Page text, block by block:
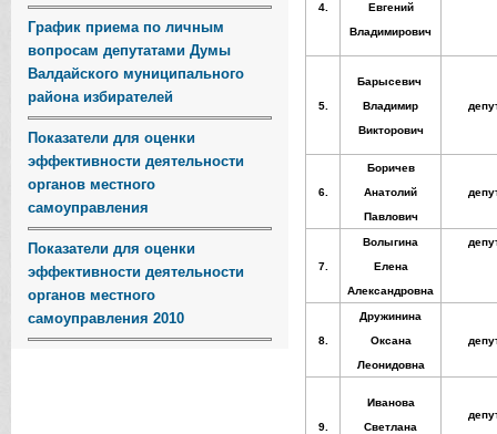
График приема по личным
вопросам депутатами Думы
Валдайского муниципального
района избирателей
Показатели для оценки
эффективности деятельности
органов местного
самоуправления
Показатели для оценки
эффективности деятельности
органов местного
самоуправления 2010
4.
Евгений
Владимирович
5.
Барысевич
Владимир
Викторович
6.
Боричев
Анатолий
Павлович
7.
Волыгина
Елена
Александровна
8.
Дружинина
Оксана
Леонидовна
9.
Иванова
Светлана